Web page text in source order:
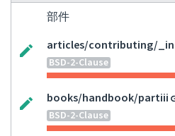
部件
articles/contributing/
BSD-2-Clause
books/handbook/partiii
BSD-2-Clause